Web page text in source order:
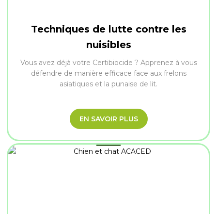
Techniques de lutte contre les
nuisibles
Vous avez déjà votre Certibiocide ? Apprenez à vous
défendre de manière efficace face aux frelons
asiatiques et la punaise de lit.
EN SAVOIR PLUS